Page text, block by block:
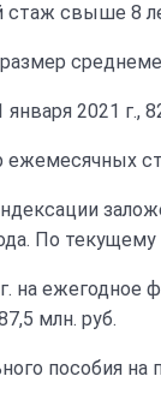
свыше 8 лет
января 2021 г.,
По текущему
на ежегодное
млн. руб.
пособия на